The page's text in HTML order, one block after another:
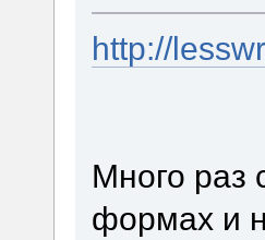
http://
Много раз
формах и